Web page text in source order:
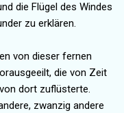
die Flügel des Windes
zu erklären.
von dieser fernen
die von Zeit
dort zuflüsterte.
zwanzig andere